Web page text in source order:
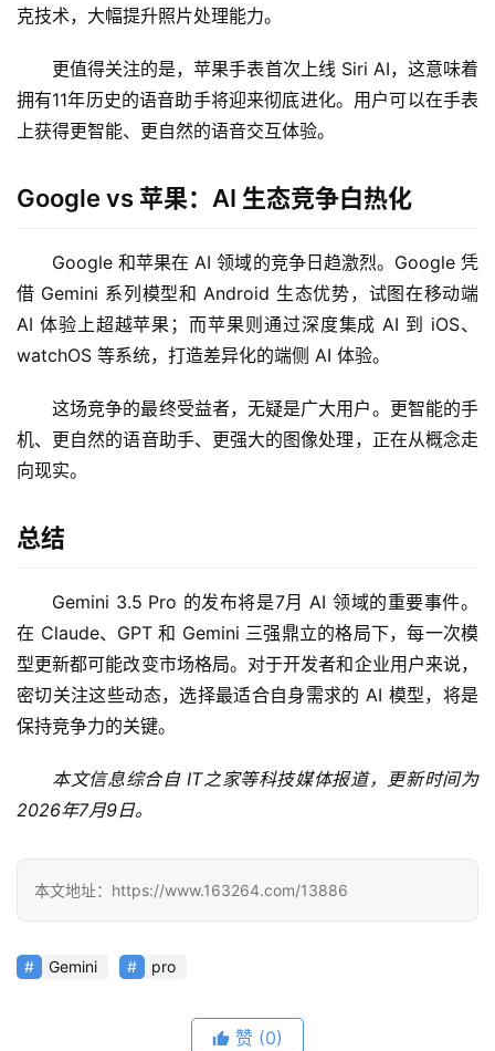
I
日
项
目
用
行
业
文
教
型
框
克技术，大幅提升照片处理能力。
更值得关注的是，苹果手表首次上线 Siri AI，这意味着
拥有11年历史的语音助手将迎来彻底进化。用户可以在手表
上获得更智能、更自然的语音交互体验。
Google vs 苹果：AI 生态竞争白热化
Google 和苹果在 AI 领域的竞争日趋激烈。Google 凭
借 Gemini 系列模型和 Android 生态优势，试图在移动端
AI 体验上超越苹果；而苹果则通过深度集成 AI 到 iOS、
watchOS 等系统，打造差异化的端侧 AI 体验。
这场竞争的最终受益者，无疑是广大用户。更智能的手
机、更自然的语音助手、更强大的图像处理，正在从概念走
向现实。
总结
Gemini 3.5 Pro 的发布将是7月 AI 领域的重要事件。
在 Claude、GPT 和 Gemini 三强鼎立的格局下，每一次模
型更新都可能改变市场格局。对于开发者和企业用户来说，
密切关注这些动态，选择最适合自身需求的 AI 模型，将是
保持竞争力的关键。
本文信息综合自 IT之家等科技媒体报道，更新时间为
2026年7月9日。
本文地址：https://www.163264.com/13886
Gemini pro
赞 (0)